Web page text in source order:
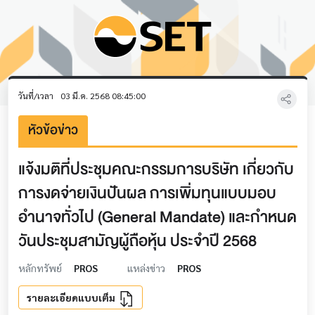
วันที่/เวลา 03 มี.ค. 2568 08:45:00
หัวข้อข่าว
แจ้งมติที่ประชุมคณะกรรมการบริษัท เกี่ยวกับ
การงดจ่ายเงินปันผล การเพิ่มทุนแบบมอบ
อำนาจทั่วไป (General Mandate) และกำหนด
วันประชุมสามัญผู้ถือหุ้น ประจำปี 2568
หลักทรัพย์ PROS แหล่งข่าว PROS
รายละเอียดแบบเต็ม